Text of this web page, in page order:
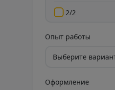
2/2
Гибкий
Свободный
Опыт работы
Оформление